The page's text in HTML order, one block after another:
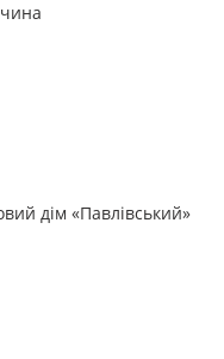
дім «Павлівський»